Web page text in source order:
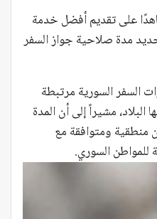
على تقديم أفضل خدمة
مدة صلاحية جواز السفر
السفر السورية مرتبطة
البلاد، مشيراً إلى أن المدة
منطقية ومتوافقة مع
للمواطن السوري.